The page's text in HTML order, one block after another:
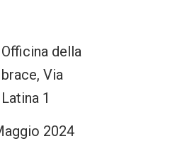
Officina della
brace, Via
Latina 1
2024